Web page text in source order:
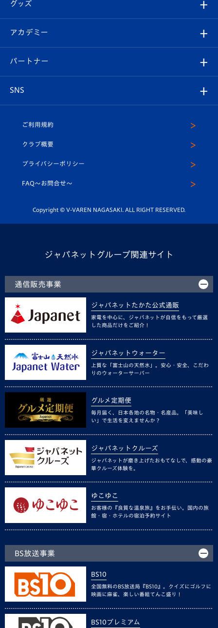
チケット
イベント
メディア
ホームタウン
スタッフプロフィール
マスコット紹介
平和祈念活動
ホームタウン活動
Revive Team
ヴィヴィくんの長崎おもてなしガイド
フォトギャラリー
スタジアムグルメ
V-LOVERS（ファンクラブ）
プレイヤーズスイート
グッズ
オンラインショップ
店舗情報
アカデミー
育成からのお知らせ
U-18
スクール
パートナー
SNS
ヴィヴィくんインスタグラム
公式LINE＠
ご利用規約
クラブ概要
プライバシーポリシー
FAQ〜お問合せ〜
Copyright © V-VAREN NAGASAKI. ALL RIGHT RESERVED.
ジャパネットグループ関連サイト
通信販売事業
ジャパネットたかた公式通販
家電を中心に、ジャパネットが自信をもって厳選
した商品だけをご紹介！
ジャパネットウォーター
上質な「富士山の天然水」。安心・安全、こだわ
りのウォーターサーバー
グルメ定期便
毎月届く、日本各地の名物・名産品。「美味し
い」で生活を変えませんか？
ジャパネットクルーズ
ジャパネットが磨き上げたおもてなしで、感動の豪
華クルーズ体験を。
ゆこゆこ
お客様の『良質な温泉旅』をお手伝い。国内の旅
館・宿・ホテルの宿泊予約サイト
BS放送事業
BS10
全国無料のBS放送局『BS10』。クイズにゴルフに
映画に麻雀、楽しい番組てんこ盛り！
BS10プレミアム